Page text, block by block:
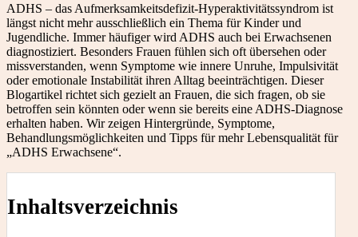
ADHS – das Aufmerksamkeitsdefizit-Hyperaktivitätssyndrom ist
längst nicht mehr ausschließlich ein Thema für Kinder und
Jugendliche. Immer häufiger wird ADHS auch bei Erwachsenen
diagnostiziert. Besonders Frauen fühlen sich oft übersehen oder
missverstanden, wenn Symptome wie innere Unruhe, Impulsivität
oder emotionale Instabilität ihren Alltag beeinträchtigen. Dieser
Blogartikel richtet sich gezielt an Frauen, die sich fragen, ob sie
betroffen sein könnten oder wenn sie bereits eine ADHS-Diagnose
erhalten haben. Wir zeigen Hintergründe, Symptome,
Behandlungsmöglichkeiten und Tipps für mehr Lebensqualität für
„ADHS Erwachsene“.
Inhaltsverzeichnis